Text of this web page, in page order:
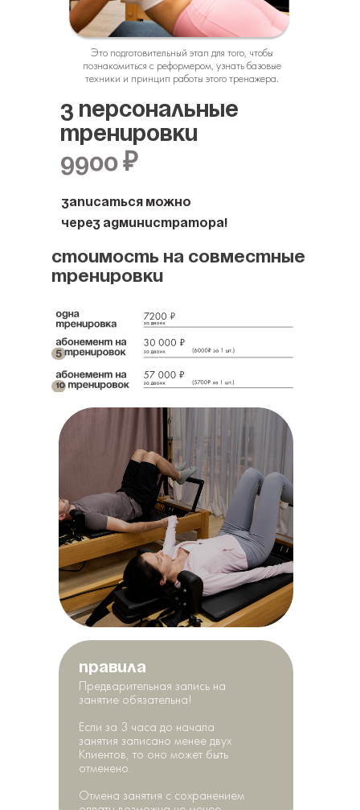
3 персональные
тренировки
9900 ₽
Это подготовительный этап для того, чтобы
познакомиться с реформером, узнать базовые
техники и принцип работы этого тренажера.
Записаться можно
через администратора!
Стоимость на совместные
тренировки
Предварительная запись на
занятие обязательна!
Если за 3 часа до начала
занятия записано менее двух
Клиентов, то оно может быть
отменено.
Отмена занятия с сохранением
Правила